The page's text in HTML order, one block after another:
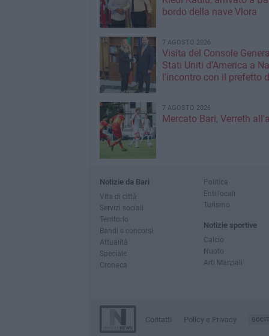
bordo della nave Vlora
7 AGOSTO 2026
Visita del Console
Stati Uniti d’America a
l'incontro con il prefetto
7 AGOSTO 2026
Mercato Bari, Verreth
Notizie da Bari
Vita di città
Servizi sociali
Territorio
Bandi e concorsi
Attualità
Speciale
Cronaca
Politica
Enti locali
Turismo
Notizie sportive
Calcio
Nuoto
Arti Marziali
Contatti Policy e Privacy